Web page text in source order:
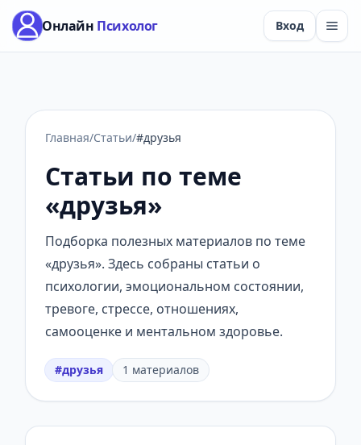
Онлайн Психолог Вход
Главная/Статьи/#друзья
Статьи по теме
«друзья»
Подборка полезных материалов по теме
«друзья». Здесь собраны статьи о
психологии, эмоциональном состоянии,
тревоге, стрессе, отношениях,
самооценке и ментальном здоровье.
#друзья 1 материалов